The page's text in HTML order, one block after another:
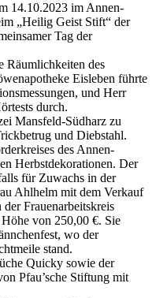
14.10.2023 im Annen-
„Heilig Geist Stift“ der
Tag der
Räumlichkeiten des
Eisleben führte
und Herr
durch.
Mansfeld-Südharz zu
und Diebstahl.
des Annen-
Herbstdekorationen. Der
für Zuwachs in der
Ahlhelm mit dem Verkauf
Frauenarbeitskreis
Höhe von 250,00 €. Sie
wo der
stand.
Quicky sowie der
Pfau’sche Stiftung mit